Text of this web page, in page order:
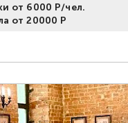
от 6000 Р/чел.
от 20000 Р